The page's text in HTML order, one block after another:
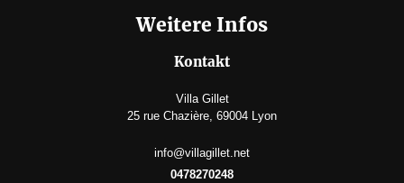
Weitere Infos
Kontakt
Villa Gillet
25 rue Chazière, 69004 Lyon
info@villagillet.net
0478270248